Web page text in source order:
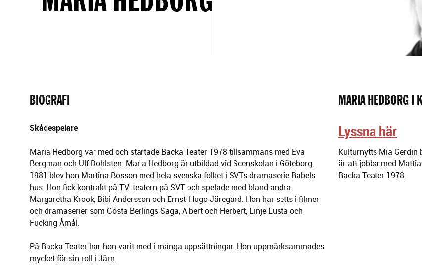
e
BIOGRAFI
Skådespelare
Maria Hedborg var med och startade Backa Teater 1978 tillsammans med Eva
Bergman och Ulf Dohlsten. Maria Hedborg är utbildad vid Scenskolan i Göteborg.
1981 blev hon Martina Bosson med hela svenska folket i SVTs dramaserie Babels
hus. Hon fick kontrakt på TV-teatern på SVT och spelade med bland andra
Margaretha Krook, Bibi Andersson och Ernst-Hugo Järegård. Hon har setts i filmer
och dramaserier som Gösta Berlings Saga, Albert och Herbert, Linje Lusta och
Fucking Åmål.
På Backa Teater har hon varit med i många uppsättningar. Hon uppmärksammades
mycket för sin roll i Järn.
MARIA HEDBORG I
Lyssna här
Kulturnytts Mia Gerdin
är att jobba med
Backa Teater 1978.